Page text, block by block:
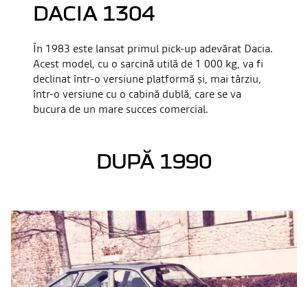
DACIA 1304
În 1983 este lansat primul pick-up adevărat Dacia.
Acest model, cu o sarcină utilă de 1 000 kg, va fi
declinat într-o versiune platformă și, mai târziu,
într-o versiune cu o cabină dublă, care se va
bucura de un mare succes comercial.
DUPĂ 1990